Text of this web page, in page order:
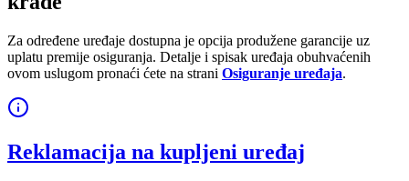
Za određene uređaje dostupna je opcija produžene garancije uz
uplatu premije osiguranja. Detalje i spisak uređaja obuhvaćenih
ovom uslugom pronaći ćete na strani Osiguranje uređaja.
Reklamacija na kupljeni uređaj